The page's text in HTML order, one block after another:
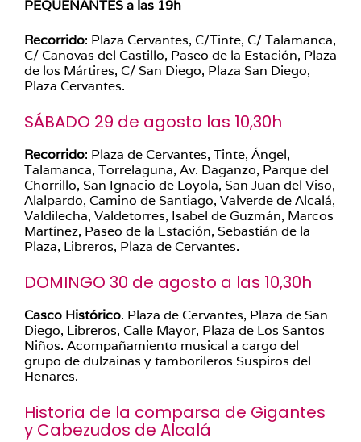
PEQUEÑANTES a las 19h
Recorrido: Plaza Cervantes, C/Tinte, C/ Talamanca,
C/ Canovas del Castillo, Paseo de la Estación, Plaza
de los Mártires, C/ San Diego, Plaza San Diego,
Plaza Cervantes.
SÁBADO 29 de agosto las 10,30h
Recorrido: Plaza de Cervantes, Tinte, Ángel,
Talamanca, Torrelaguna, Av. Daganzo, Parque del
Chorrillo, San Ignacio de Loyola, San Juan del Viso,
Alalpardo, Camino de Santiago, Valverde de Alcalá,
Valdilecha, Valdetorres, Isabel de Guzmán, Marcos
Martínez, Paseo de la Estación, Sebastián de la
Plaza, Libreros, Plaza de Cervantes.
DOMINGO 30 de agosto a las 10,30h
Casco Histórico. Plaza de Cervantes, Plaza de San
Diego, Libreros, Calle Mayor, Plaza de Los Santos
Niños. Acompañamiento musical a cargo del
grupo de dulzainas y tamborile­ros Suspiros del
Henares.
Historia de la comparsa de Gigantes
y Cabezudos de Alcalá